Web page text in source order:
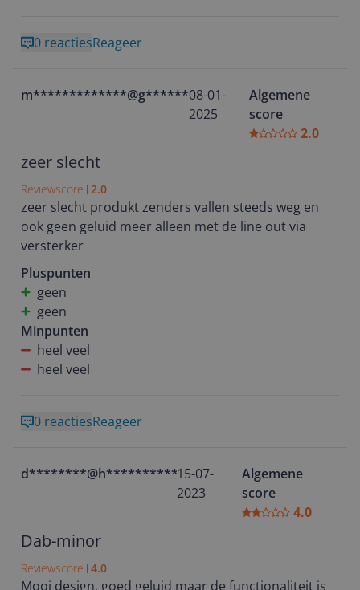
0 reactiesReageer
m*************@g********08-01-
2025
Algemene
score
2.0
zeer slecht
Reviewscore 2.0
zeer slecht produkt zenders vallen steeds weg en
ook geen geluid meer alleen met de line out via
versterker
Pluspunten
geen
geen
Minpunten
heel veel
heel veel
0 reactiesReageer
d********@h**********15-07-
2023
Algemene
score
4.0
Dab-minor
Reviewscore 4.0
Mooi design, goed geluid maar de functionaliteit is